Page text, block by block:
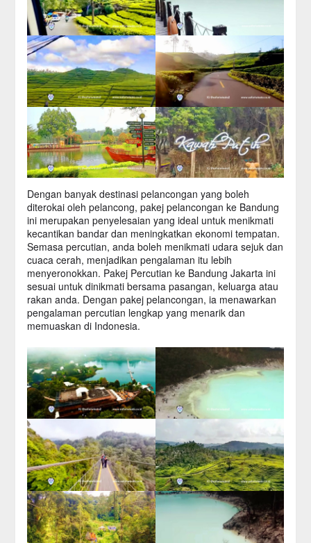
Dengan banyak destinasi pelancongan yang boleh
diterokai oleh pelancong, pakej pelancongan ke Bandung
ini merupakan penyelesaian yang ideal untuk menikmati
kecantikan bandar dan meningkatkan ekonomi tempatan.
Semasa percutian, anda boleh menikmati udara sejuk dan
cuaca cerah, menjadikan pengalaman itu lebih
menyeronokkan. Pakej Percutian ke Bandung Jakarta ini
sesuai untuk dinikmati bersama pasangan, keluarga atau
rakan anda. Dengan pakej pelancongan, ia menawarkan
pengalaman percutian lengkap yang menarik dan
memuaskan di Indonesia.